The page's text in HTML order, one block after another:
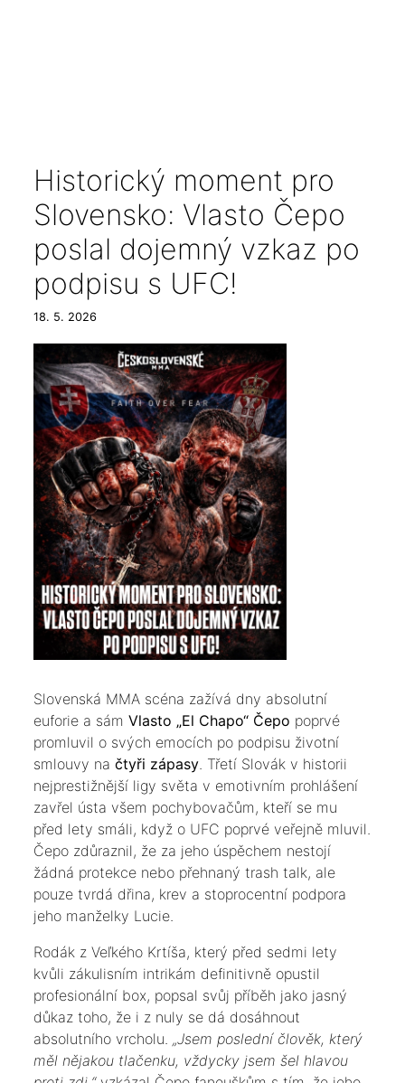
Historický moment pro
Slovensko: Vlasto Čepo
poslal dojemný vzkaz po
podpisu s UFC!
18. 5. 2026
​Slovenská MMA scéna zažívá dny absolutní
euforie a sámVlasto „El Chapo“ Čepo poprvé
promluvil o svých emocích po podpisu životní
smlouvy načtyři zápasy. Třetí Slovák v historii
nejprestižnější ligy světa v emotivním prohlášení
zavřel ústa všem pochybovačům, kteří se mu
před lety smáli, když o UFC poprvé veřejně mluvil.
Čepo zdůraznil, že za jeho úspěchem nestojí
žádná protekce nebo přehnaný trash talk, ale
pouze tvrdá dřina, krev a stoprocentní podpora
jeho manželky Lucie.
​Rodák z Veľkého Krtíša, který před sedmi lety
kvůli zákulisním intrikám definitivně opustil
profesionální box, popsal svůj příběh jako jasný
důkaz toho, že i z nuly se dá dosáhnout
absolutního vrcholu.„Jsem poslední člověk, který
měl nějakou tlačenku, vždycky jsem šel hlavou